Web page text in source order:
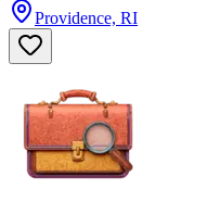
Providence, RI